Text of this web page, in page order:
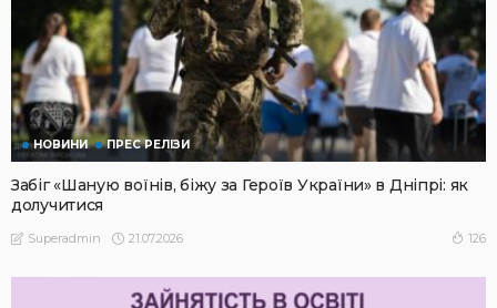
НОВИНИ ПРЕС РЕЛІЗИ
Забіг «Шаную воїнів, біжу за Героїв України» в Дніпрі: як
долучитися
Superadmin 21.07.2026 126